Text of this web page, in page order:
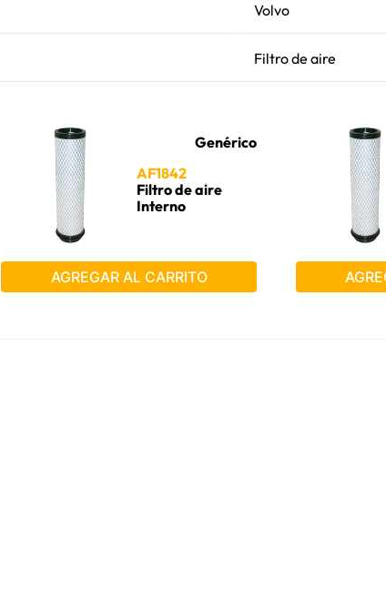
Volvo
Filtro de aire
Genérico
AF1842
Filtro de aire
Interno
AGREGAR AL CARRITO